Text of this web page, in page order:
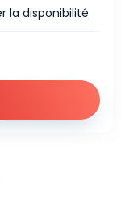
la disponibilité